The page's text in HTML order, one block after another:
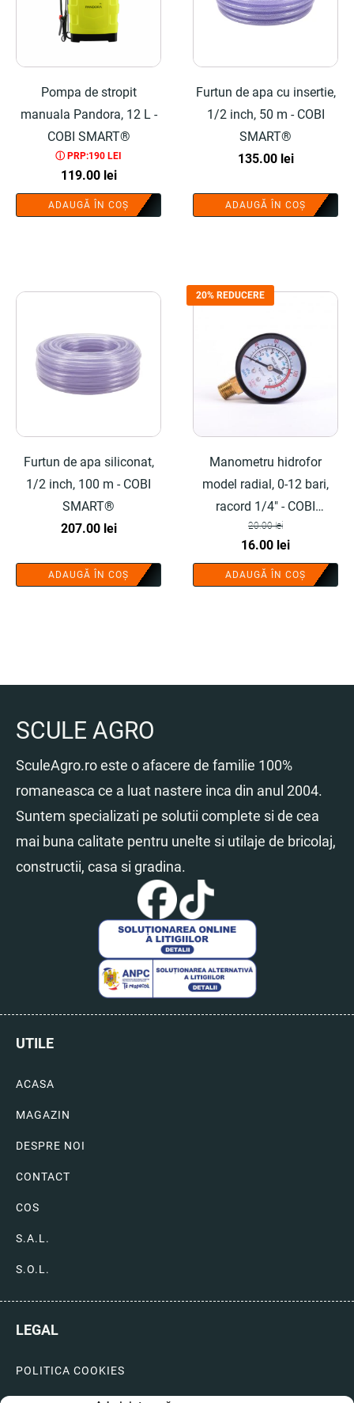
Pompa de stropit
manuala Pandora, 12 L -
COBI SMART®
ⓘ PRP:190 LEI
119.00 lei
ADAUGĂ ÎN COȘ
Furtun de apa cu insertie,
1/2 inch, 50 m - COBI
SMART®
135.00 lei
ADAUGĂ ÎN COȘ
Furtun de apa siliconat,
1/2 inch, 100 m - COBI
SMART®
207.00 lei
ADAUGĂ ÎN COȘ
20% REDUCERE
Manometru hidrofor
model radial, 0-12 bari,
racord 1/4" - COBI
SMART®
20.00lei
Prețul
inițial
a
16.00 leiPrețul
curent
este:
ADAUGĂ ÎN COȘ
SCULE AGRO
SculeAgro.ro este o afacere de familie 100%
romaneasca ce a luat nastere inca din anul 2004.
Suntem specializati pe solutii complete si de cea
mai buna calitate pentru unelte si utilaje de bricolaj,
constructii, casa si gradina.
UTILE
ACASA
MAGAZIN
DESPRE NOI
CONTACT
COS
S.A.L.
S.O.L.
LEGAL
POLITICA COOKIES